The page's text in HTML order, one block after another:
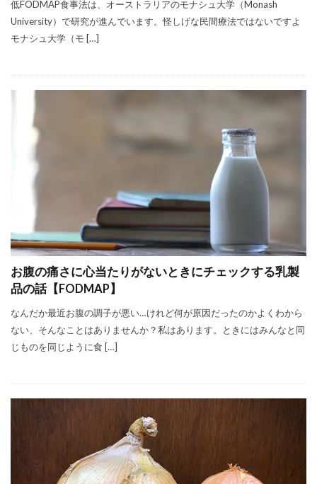
低FODMAP食事法は、オーストラリアのモナシュ大学（Monash
University）で研究が進んでいます。怪しげな民間療法ではないですよ
モナシュ大学（モ […]
お腹の痛さに心当たりがないときにチェックする乳製
品の話【FODMAP】
なんだか最近お腹の調子が悪い…けれど何が原因だったのかよくわから
ない、そんなことはありませんか？私はあります。ときにはみんなと同
じものを同じように食 […]